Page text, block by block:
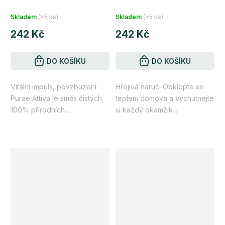
kreativitu a vitalitu 10 ml
Skladem (>5 ks)
242 Kč
DO KOŠÍKU
Vitální impuls, povzbuzení
Purae Attiva je směs čistých,
100% přírodních...
Skladem (>5 ks)
242 Kč
DO KOŠÍKU
Hřejivá náruč. Obklopte se
teplem domova a vychutnejte
si každý okamžik....